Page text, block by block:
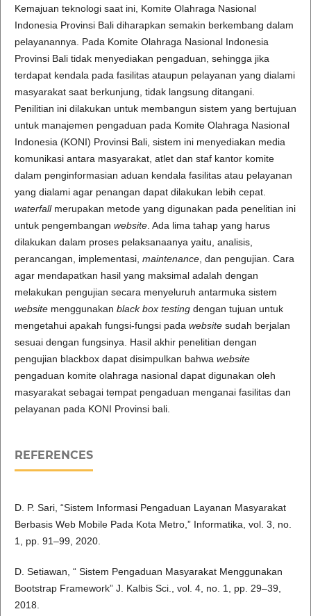
Kemajuan teknologi saat ini, Komite Olahraga Nasional
Indonesia Provinsi Bali diharapkan semakin berkembang dalam
pelayanannya. Pada Komite Olahraga Nasional Indonesia
Provinsi Bali tidak menyediakan pengaduan, sehingga jika
terdapat kendala pada fasilitas ataupun pelayanan yang dialami
masyarakat saat berkunjung, tidak langsung ditangani.
Penilitian ini dilakukan untuk membangun sistem yang bertujuan
untuk manajemen pengaduan pada Komite Olahraga Nasional
Indonesia (KONI) Provinsi Bali, sistem ini menyediakan media
komunikasi antara masyarakat, atlet dan staf kantor komite
dalam penginformasian aduan kendala fasilitas atau pelayanan
yang dialami agar penangan dapat dilakukan lebih cepat.
waterfallmerupakan metode yang digunakan pada penelitian ini
untuk pengembangan website. Ada lima tahap yang harus
dilakukan dalam proses pelaksanaanya yaitu, analisis,
perancangan, implementasi, maintenance, dan pengujian. Cara
agar mendapatkan hasil yang maksimal adalah dengan
melakukan pengujian secara menyeluruh antarmuka sistem
websitemenggunakan black box testingdengan tujuan untuk
mengetahui apakah fungsi-fungsi pada websitesudah berjalan
sesuai dengan fungsinya. Hasil akhir penelitian dengan
pengujian blackbox dapat disimpulkan bahwa website
pengaduan komite olahraga nasional dapat digunakan oleh
masyarakat sebagai tempat pengaduan menganai fasilitas dan
pelayanan pada KONI Provinsi bali.
REFERENCES
D. P. Sari, “Sistem Informasi Pengaduan Layanan Masyarakat
Berbasis Web Mobile Pada Kota Metro,” Informatika, vol. 3, no.
1, pp. 91–99, 2020.
D. Setiawan, “ Sistem Pengaduan Masyarakat Menggunakan
Bootstrap Framework” J. Kalbis Sci., vol. 4, no. 1, pp. 29–39,
2018.